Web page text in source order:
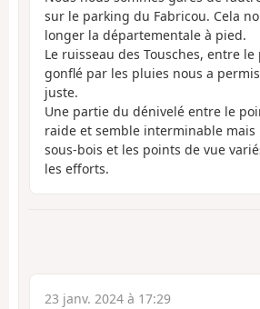
sur le parking du Fabricou. Cela
longer la départementale à pied.
Le ruisseau des Tousches, entre
gonflé par les pluies nous a
juste.
Une partie du dénivelé entre le
raide et semble interminable mais
sous-bois et les points de vue
les efforts.
23 janv. 2024 à 17:29